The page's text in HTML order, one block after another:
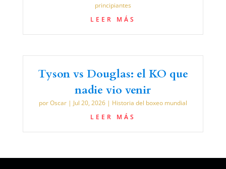
principiantes
LEER MÁS
Tyson vs Douglas: el KO que
nadie vio venir
porOscar| Jul 20, 2026| Historia del boxeo mundial
LEER MÁS